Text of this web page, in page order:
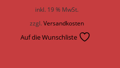
inkl. 19 % MwSt.
zzgl.Versandkosten
Auf die Wunschliste